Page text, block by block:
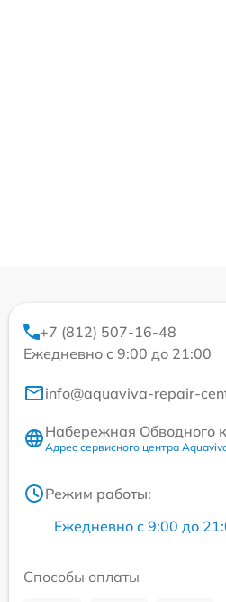
+7 (812) 507-16-48
Ежедневно с 9:00 до 21:00
info@aquaviva-repair-
Набережная Обводного
Адрес сервисного центра
Режим работы:
Ежедневно с 9:00 до
Способы оплаты